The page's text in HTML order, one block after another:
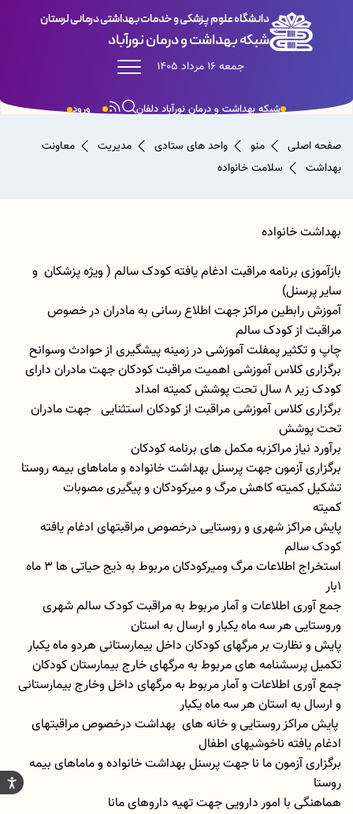
دانشگاه علوم پزشکی و خدمات بهداشتی درمانی لرستان
شبکه بهداشت و درمان نورآباد
جمعه 16 مرداد 1405
ورود شبکه بهداشت و درمان نورآباد دلفان
صفحه اصلی منو واحد های ستادی مدیریت
معاونت
بهداشت
سلامت خانواده
بهداشت خانواده
بازآموزی برنامه مراقبت ادغام یافته کودک سالم ( ویژه پزشکان و
سایر پرسنل)
آموزش رابطین مراکز جهت اطلاع رسانی به مادران در خصوص
مراقبت از کودک سالم
چاپ و تکثیر پمفلت آموزشی در زمینه پیشگیری از حوادث وسوانح
برگزاری کلاس آموزشی اهمیت مراقبت کودکان جهت مادران دارای
کودک زیر 8 سال تحت پوشش کمیته امداد
برگزاری کلاس آموزشی مراقبت از کودکان استثنایی جهت مادران
تحت پوشش
برآورد نیاز مراکزبه مکمل های برنامه کودکان
برگزاری آزمون جهت پرسنل بهداشت خانواده و ماماهای بیمه روستا
تشکیل کمیته کاهش مرگ و میرکودکان و پیگیری مصوبات
کمیته
پایش مراکز شهری و روستایی درخصوص مراقبتهای ادغام یافته
کودک سالم
استخراج اطلاعات مرگ ومیرکودکان مربوط به ذیج حیاتی ها 3 ماه
1بار
جمع آوری اطلاعات و آمار مربوط به مراقبت کودک سالم شهری
وروستایی هر سه ماه یکبار و ارسال به استان
پایش و نظارت بر مرگهای کودکان داخل بیمارستانی هردو ماه یکبار
تکمیل پرسشنامه های مربوط به مرگهای خارج بیمارستان کودکان
جمع آوری اطلاعات و آمار مربوط به مرگهای داخل وخارج بیمارستانی
و ارسال به استان هر سه ماه یکبار
پایش مراکز روستایی و خانه های بهداشت درخصوص مراقبتهای
ادغام یافته ناخوشیهای اطفال
برگزاری آزمون ما نا جهت پرسنل بهداشت خانواده و ماماهای بیمه
روستا
هماهنگی با امور دارویی جهت تهیه داروهای مانا